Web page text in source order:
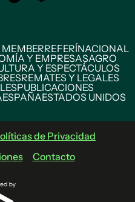
REFERÍNACIONAL
Y EMPRESASAGRO
Y ESPECTÁCULOS
REMATES Y LEGALES
PUBLICACIONES
ESPAÑAESTADOS UNIDOS
de Privacidad
Contacto